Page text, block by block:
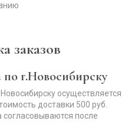
заказов
по г.Новосибирску
осуществляется
доставки 500 руб.
согласовываются после